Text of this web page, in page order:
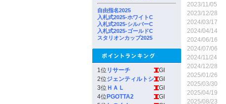
自由指名2025
入札式2025-ホワイトC
入札式2025-シルバーC
入札式2025-ゴールドC
スタリオンカップ2025
1位 リサーチ
GI
2位ジェンティルトシ
GI
3位 ＨＡＬ
GI
4位 PGOTTA2
GI
2023/11/05
2023/12/28
2024/03/17
2024/04/14
2024/06/16
2024/07/06
2024/11/24
2024/12/28
2025/01/26
2025/03/30
2025/04/19
2025/08/23